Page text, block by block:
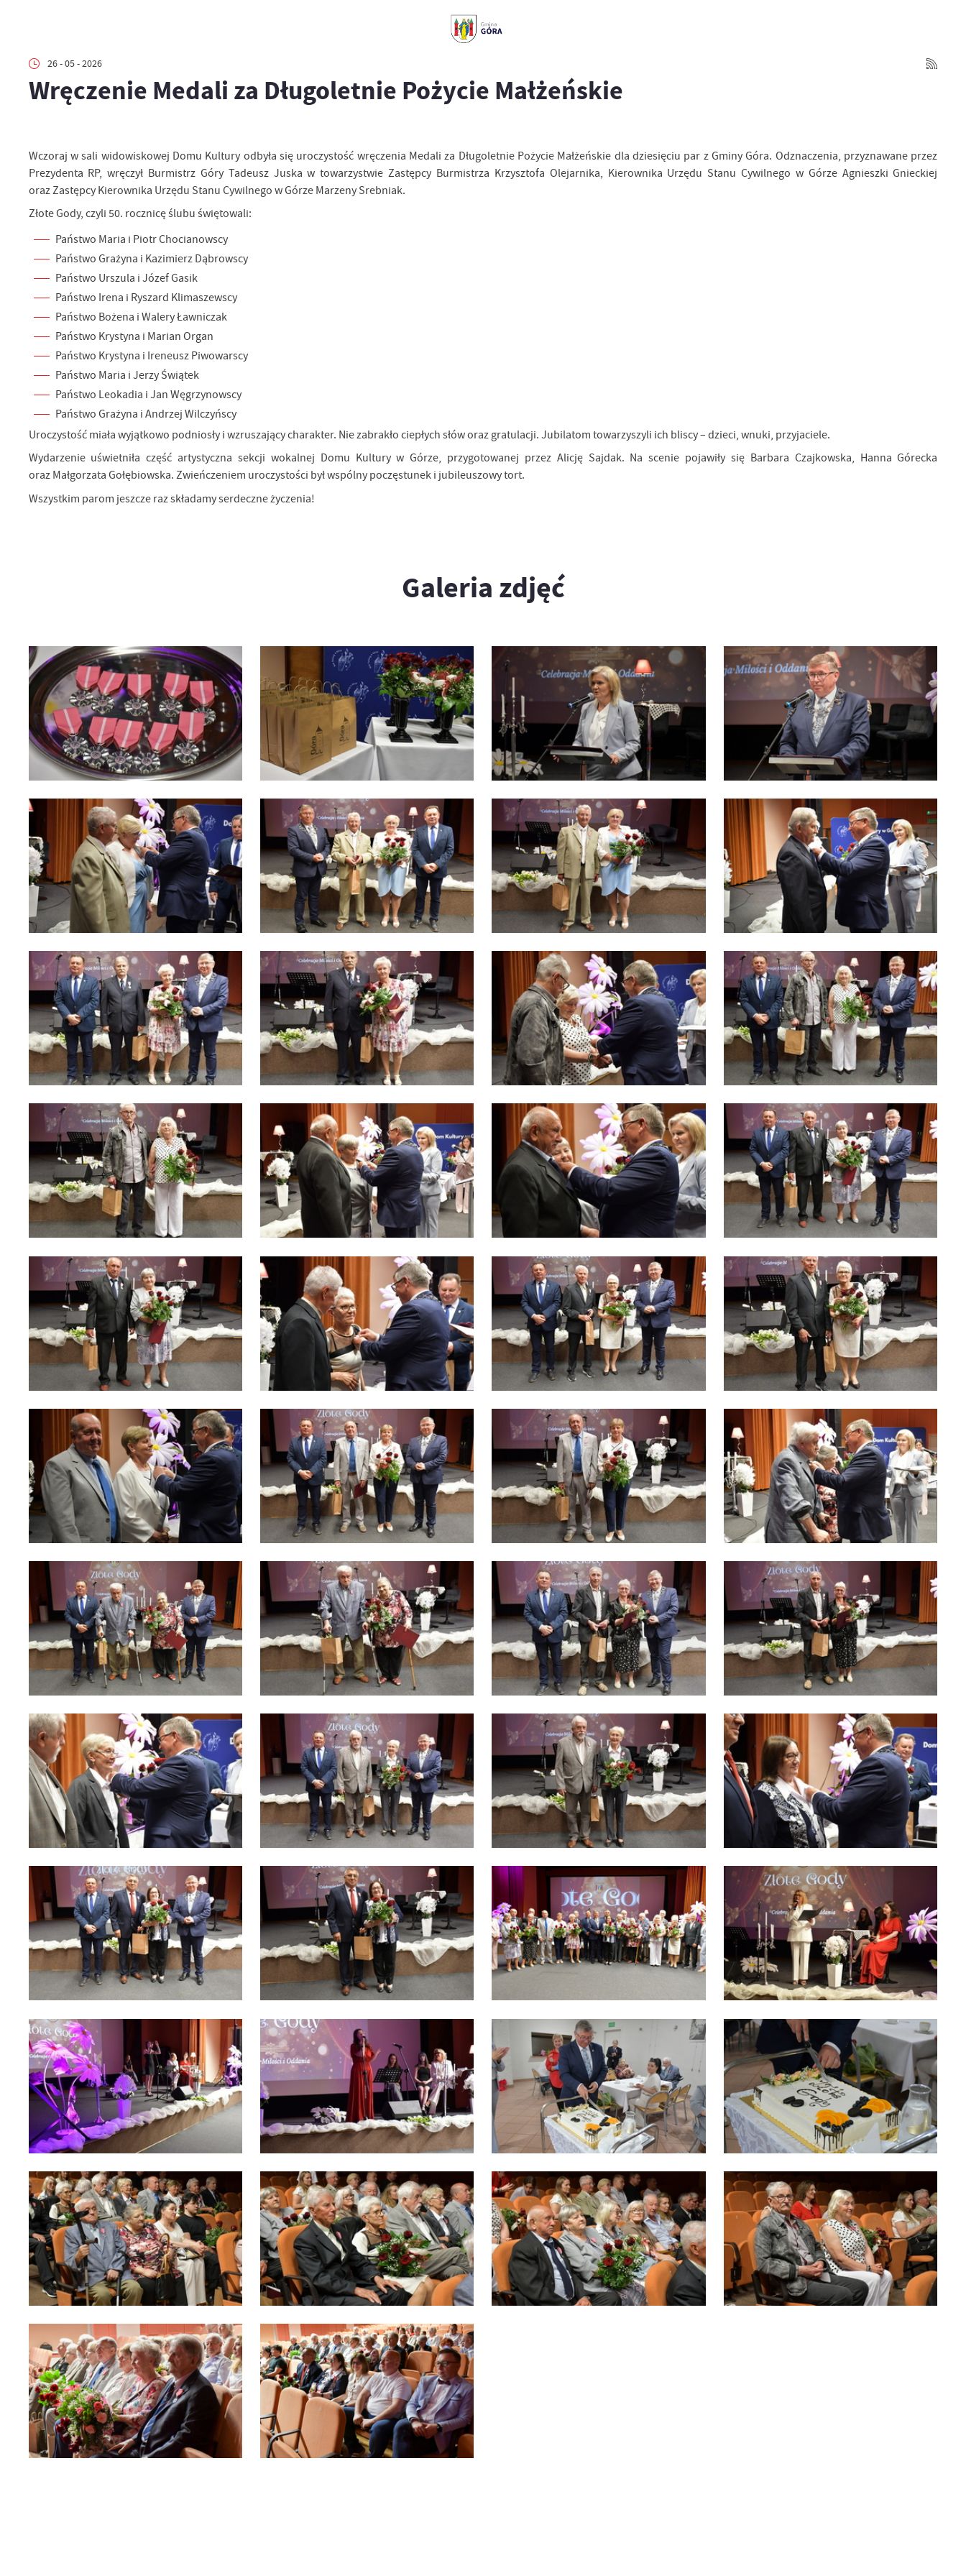
26 - 05 - 2026
Wręczenie Medali za Długoletnie Pożycie Małżeńskie
Wczoraj w sali widowiskowej Domu Kultury odbyła się uroczystość wręczenia Medali za Długoletnie Pożycie Małżeńskie dla dziesięciu par z Gminy Góra. Odznaczenia, przyznawane przez
Prezydenta RP, wręczył Burmistrz Góry Tadeusz Juska w towarzystwie Zastępcy Burmistrza Krzysztofa Olejarnika, Kierownika Urzędu Stanu Cywilnego w Górze Agnieszki Gnieckiej
oraz Zastępcy Kierownika Urzędu Stanu Cywilnego w Górze Marzeny Srebniak.
Złote Gody, czyli 50. rocznicę ślubu świętowali:
Państwo Maria i Piotr Chocianowscy
Państwo Grażyna i Kazimierz Dąbrowscy
Państwo Urszula i Józef Gasik
Państwo Irena i Ryszard Klimaszewscy
Państwo Bożena i Walery Ławniczak
Państwo Krystyna i Marian Organ
Państwo Krystyna i Ireneusz Piwowarscy
Państwo Maria i Jerzy Świątek
Państwo Leokadia i Jan Węgrzynowscy
Państwo Grażyna i Andrzej Wilczyńscy
Uroczystość miała wyjątkowo podniosły i wzruszający charakter. Nie zabrakło ciepłych słów oraz gratulacji. Jubilatom towarzyszyli ich bliscy – dzieci, wnuki, przyjaciele.
Wydarzenie uświetniła część artystyczna sekcji wokalnej Domu Kultury w Górze, przygotowanej przez Alicję Sajdak. Na scenie pojawiły się Barbara Czajkowska, Hanna Górecka
oraz Małgorzata Gołębiowska. Zwieńczeniem uroczystości był wspólny poczęstunek i jubileuszowy tort.
Wszystkim parom jeszcze raz składamy serdeczne życzenia!
Galeria zdjęć